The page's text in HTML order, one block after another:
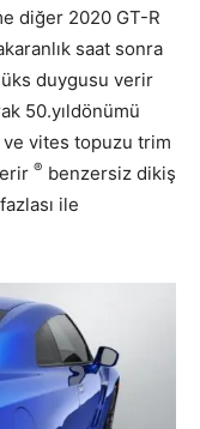
diğer 2020 GT-R
saat sonra
duygusu verir
50.yıldönümü
vites topuzu trim
® benzersiz dikiş
ile